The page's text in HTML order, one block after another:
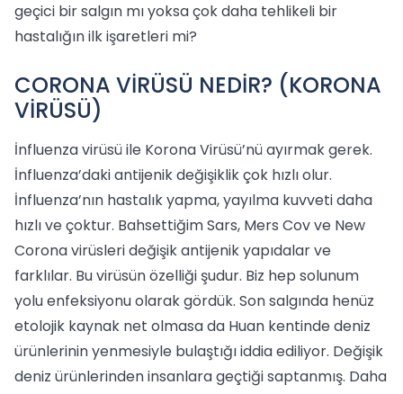
geçici bir salgın mı yoksa çok daha tehlikeli bir
hastalığın ilk işaretleri mi?
CORONA VİRÜSÜ NEDİR? (KORONA
VİRÜSÜ)
İnfluenza virüsü ile Korona Virüsü’nü ayırmak gerek.
İnfluenza’daki antijenik değişiklik çok hızlı olur.
İnfluenza’nın hastalık yapma, yayılma kuvveti daha
hızlı ve çoktur. Bahsettiğim Sars, Mers Cov ve New
Corona virüsleri değişik antijenik yapıdalar ve
farklılar. Bu virüsün özelliği şudur. Biz hep solunum
yolu enfeksiyonu olarak gördük. Son salgında henüz
etolojik kaynak net olmasa da Huan kentinde deniz
ürünlerinin yenmesiyle bulaştığı iddia ediliyor. Değişik
deniz ürünlerinden insanlara geçtiği saptanmış. Daha